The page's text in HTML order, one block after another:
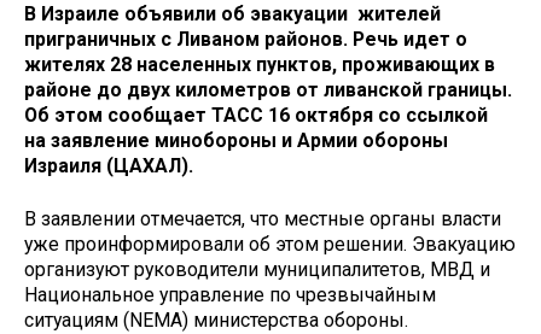
В Израиле объявили об эвакуации жителей
приграничных с Ливаном районов. Речь идет о
жителях 28 населенных пунктов, проживающих в
районе до двух километров от ливанской границы.
Об этом сообщает ТАСС 16 октября со ссылкой
на заявление минобороны и Армии обороны
Израиля (ЦАХАЛ).
В заявлении отмечается, что местные органы власти
уже проинформировали об этом решении. Эвакуацию
организуют руководители муниципалитетов, МВД и
Национальное управление по чрезвычайным
ситуациям (NEMA) министерства обороны.